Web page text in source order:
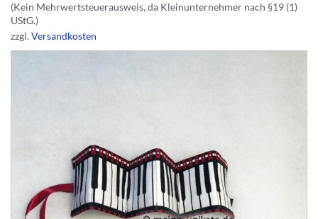
(Kein Mehrwertsteuerausweis, da Kleinunternehmer nach §19 (1)
UStG.)
zzgl.Versandkosten